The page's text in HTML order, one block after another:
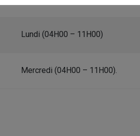
Lundi (04H00 – 11H00)
Mercredi (04H00 – 11H00).